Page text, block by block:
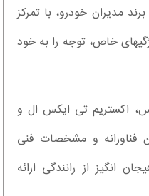
مدیران خودرو، با تمرکز
خاص، توجه را به خود
اکستریم تی ایکس ال و
فناورانه و مشخصات فنی
انگیز از رانندگی ارائه